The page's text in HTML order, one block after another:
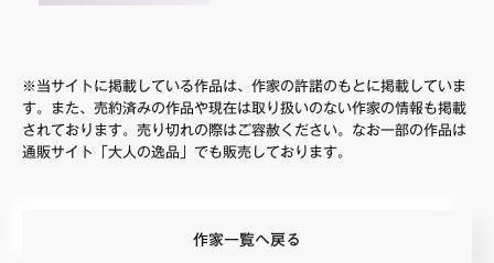
※当サイトに掲載している作品は、作家の許諾のもとに掲載していま
す。また、売約済みの作品や現在は取り扱いのない作家の情報も掲載
されております。売り切れの際はご容赦ください。なお一部の作品は
通販サイト「大人の逸品」でも販売しております。
作家一覧へ戻る